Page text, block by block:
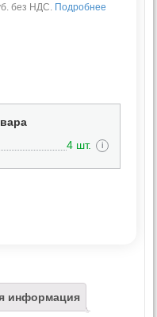
без НДС. Подробнее
4 шт. i
информация